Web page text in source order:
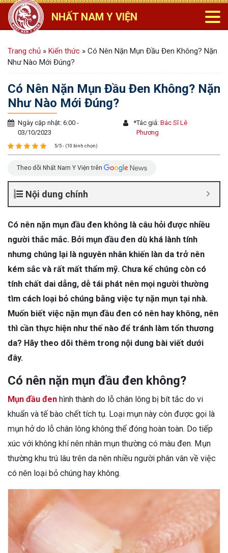
NHẤT NAM Y VIỆN
Trang chủ » Kiến thức » Có Nên Nặn Mụn Đầu Đen Không? Nặn
Như Nào Mới Đúng?
Có Nên Nặn Mụn Đầu Đen Không? Nặn
Như Nào Mới Đúng?
Ngày cập nhật: 6:00 -
03/10/2023
*Tác giả:Bác Sĩ Lê
Phương
5/5 - (10 bình chọn)
Theo dõi Nhất Nam Y Viện trên
Nội dung chính
Có nên nặn mụn đầu đen không là câu hỏi được nhiều
người thắc mắc. Bởi mụn đầu đen dù khá lành tính
nhưng chúng lại là nguyên nhân khiến làn da trở nên
kém sắc và rất mất thẩm mỹ. Chưa kể chúng còn có
tính chất dai dẳng, dễ tái phát nên mọi người thường
tìm cách loại bỏ chúng bằng việc tự nặn mụn tại nhà.
Muốn biết việc nặn mụn đầu đen có nên hay không, nên
thì cần thực hiện như thế nào để tránh làm tổn thương
da? Hãy theo dõi thêm trong nội dung bài viết dưới
đây.
Có nên nặn mụn đầu đen không?
Mụn đầu đen hình thành do lỗ chân lông bị bít tắc do vi
khuẩn và tế bào chết tích tụ. Loại mụn này còn được gọi là
mụn hở do lỗ chân lông không thể đóng hoàn toàn. Do tiếp
xúc với không khí nên nhân mụn thường có màu đen. Mụn
thường khu trú lâu trên da nên nhiều người phân vân về việc
có nên loại bỏ chúng hay không.